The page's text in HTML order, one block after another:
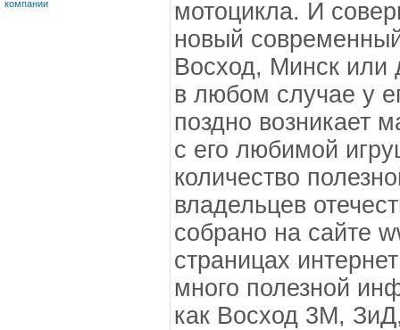
компании
мотоцикла. И
новый
Восход, Минск или
в любом случае у
поздно возникает
с его любимой
количество
владельцев
собрано на сайте
страницах
много полезной
как Восход 3М,